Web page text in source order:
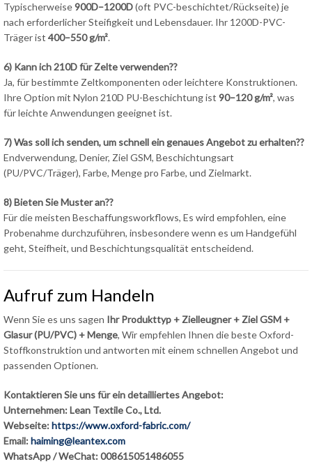
Typischerweise900D–1200D(oft PVC-beschichtet/Rückseite) je
nach erforderlicher Steifigkeit und Lebensdauer. Ihr 1200D-PVC-
Träger ist 400–550 g/m².
6) Kann ich 210D für Zelte verwenden??
Ja, für bestimmte Zeltkomponenten oder leichtere Konstruktionen.
Ihre Option mit Nylon 210D PU-Beschichtung ist 90–120 g/m², was
für leichte Anwendungen geeignet ist.
7) Was soll ich senden, um schnell ein genaues Angebot zu erhalten??
Endverwendung, Denier, Ziel GSM, Beschichtungsart
(PU/PVC/Träger), Farbe, Menge pro Farbe, und Zielmarkt.
8) Bieten Sie Muster an??
Für die meisten Beschaffungsworkflows, Es wird empfohlen, eine
Probenahme durchzuführen, insbesondere wenn es um Handgefühl
geht, Steifheit, und Beschichtungsqualität entscheidend.
Aufruf zum Handeln
Wenn Sie es uns sagen Ihr Produkttyp + Zielleugner + Ziel GSM +
Glasur (PU/PVC) + Menge, Wir empfehlen Ihnen die beste Oxford-
Stoffkonstruktion und antworten mit einem schnellen Angebot und
passenden Optionen.
Kontaktieren Sie uns für ein detailliertes Angebot:
Unternehmen: Lean Textile Co., Ltd.
Webseite:https://www.oxford-fabric.com/
Email:haiming@leantex.com
WhatsApp / WeChat: 008615051486055